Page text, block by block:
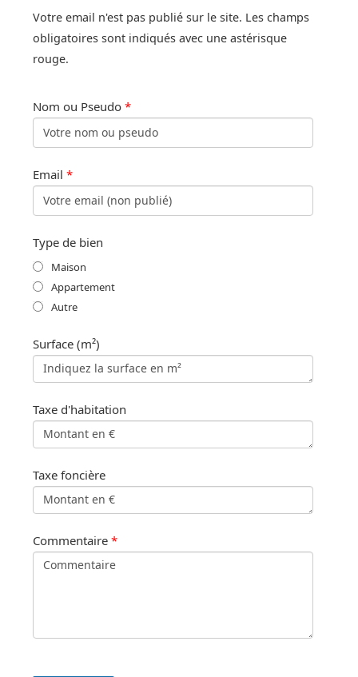
Votre email n'est pas publié sur le site. Les champs
obligatoires sont indiqués avec une astérisque
rouge.
Nom ou Pseudo *
Email *
Type de bien
Maison
Appartement
Autre
Surface (m²)
Taxe d'habitation
Taxe foncière
Commentaire *